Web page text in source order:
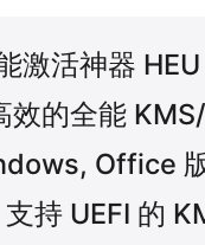
激活神器
的全能
Office
持 UEFI 的